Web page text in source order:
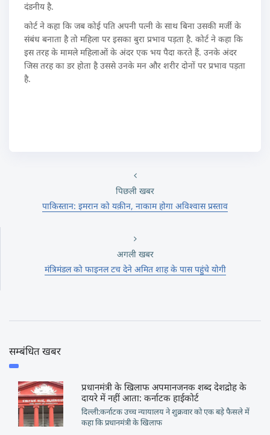
दंडनीय है.
कोर्ट ने कहा कि जब कोई पति अपनी पत्‍नी के साथ बिना उसकी मर्जी के
संबंध बनाता है तो महिला पर इसका बुरा प्रभाव पड़ता है. कोर्ट ने कहा कि
इस तरह के मामले महिलाओं के अंदर एक भय पैदा करते हैं. उनके अंदर
जिस तरह का डर होता है उससे उनके मन और शरीर दोनों पर प्रभाव पड़ता
है.
पिछली खबर
पाकिस्तान: इमरान को यक़ीन, नाकाम होगा अविश्वास प्रस्ताव
अगली खबर
मंत्रिमंडल को फाइनल टच देने अमित शाह के पास पहुंचे योगी
सम्बंधित खबर
प्रधानमंत्री के खिलाफ अपमानजनक शब्द देशद्रोह के
दायरे में नहीं आता: कर्नाटक हाईकोर्ट
दिल्ली:कर्नाटक उच्च न्यायालय ने शुक्रवार को एक बड़े फैसले में
कहा कि प्रधानमंत्री के खिलाफ